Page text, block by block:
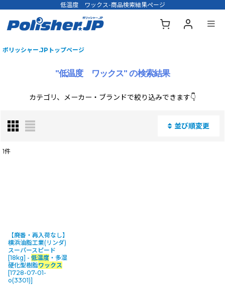
低温度 ワックス-商品検索結果ページ
ポリッシャー.JPトップページ
"低温度 ワックス" の検索結果
カテゴリ、メーカー・ブランドで絞り込みできます👇
並び順変更
並び順:
カテゴリ:
1件
【廃番・再入荷なし】
横浜油脂工業(リンダ)
スーパースピード
[18kg] - 低温度 ・多湿
硬化型樹脂ワックス
[1728-07-01-
o(3301)]